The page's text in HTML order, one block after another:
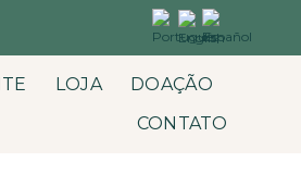
LOJA
DOAÇÃO
CONTATO